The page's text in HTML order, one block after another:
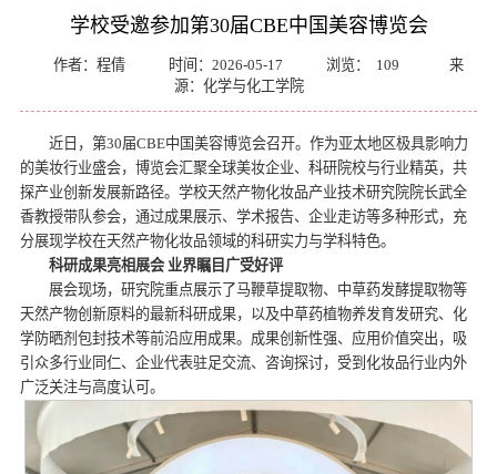
学校受邀参加第30届CBE中国美容博览会
作者：程倩 时间：2026-05-17 浏览： 109
来
源：化学与化工学院
近日，第30届CBE中国美容博览会召开。作为亚太地区极具影响力
的美妆行业盛会，博览会汇聚全球美妆企业、科研院校与行业精英，共
探产业创新发展新路径。学校天然产物化妆品产业技术研究院院长武全
香教授带队参会，通过成果展示、学术报告、企业走访等多种形式，充
分展现学校在天然产物化妆品领域的科研实力与学科特色。
科研成果亮相展会 业界瞩目广受好评
展会现场，研究院重点展示了马鞭草提取物、中草药发酵提取物等
天然产物创新原料的最新科研成果，以及中草药植物养发育发研究、化
学防晒剂包封技术等前沿应用成果。成果创新性强、应用价值突出，吸
引众多行业同仁、企业代表驻足交流、咨询探讨，受到化妆品行业内外
广泛关注与高度认可。